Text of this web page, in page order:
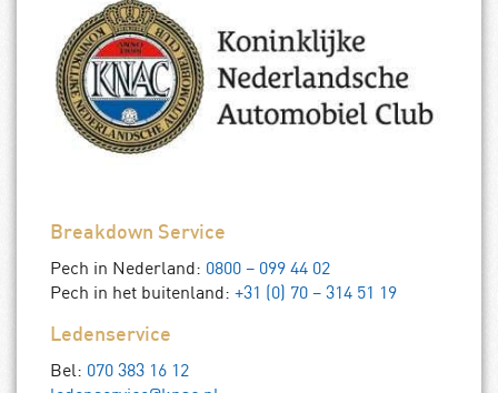
Breakdown Service
Pech in Nederland: 0800 – 099 44 02
Pech in het buitenland: +31 (0) 70 – 314 51 19
Ledenservice
Bel: 070 383 16 12